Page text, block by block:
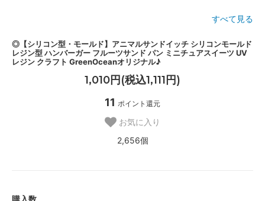
すべて見る
◎【シリコン型・モールド】アニマルサンドイッチ シリコンモールド
レジン型 ハンバーガー フルーツサンド パン ミニチュアスイーツ UV
レジン クラフト GreenOceanオリジナル♪
1,010円(税込1,111円)
11 ポイント還元
お気に入り
2,656個